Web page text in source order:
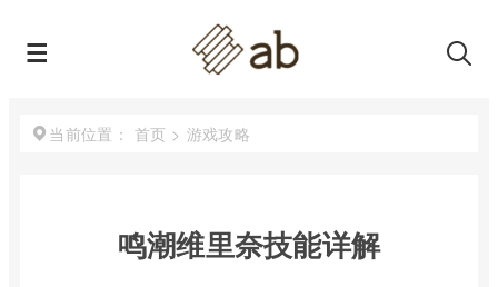
当前位置： 首页 > 游戏攻略
鸣潮维里奈技能详解